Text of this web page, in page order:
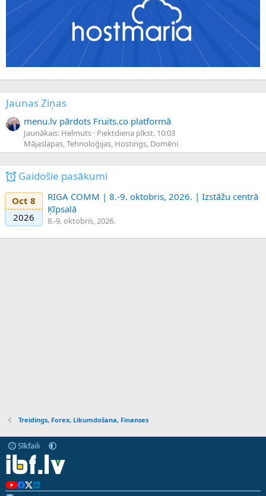
Jaunas Ziņas
menu.lv pārdots Fruits.co platformā
Jaunākais: Helmuts Piektdiena plkst. 10:03
Mājaslapas, Tehnoloģijas, Hostings, Domēni
Gaidošie pasākumi
Oct 8
2026
RIGA COMM | 8.-9. oktobris, 2026. | Izstāžu centrā
Ķīpsalā
8.-9. oktobris, 2026.
Treidings, Forex, Likumdošana, Finanses
Sīkfaili